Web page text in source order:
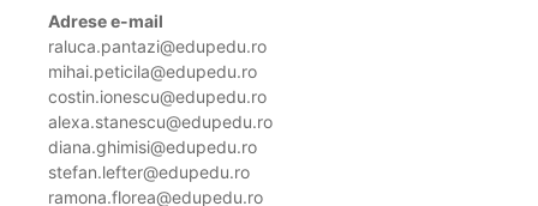
Adrese e-mail
raluca.pantazi@edupedu.ro
mihai.peticila@edupedu.ro
costin.ionescu@edupedu.ro
alexa.stanescu@edupedu.ro
diana.ghimisi@edupedu.ro
stefan.lefter@edupedu.ro
ramona.florea@edupedu.ro